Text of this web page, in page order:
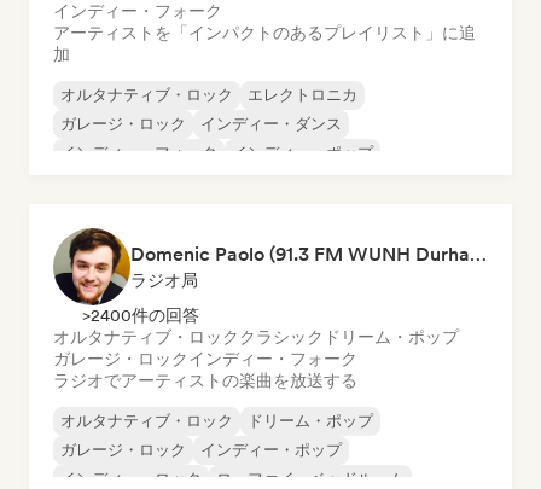
インディー・フォーク
アーティストを「インパクトのあるプレイリスト」に追
加
オルタナティブ・ロック
エレクトロニカ
ガレージ・ロック
インディー・ダンス
インディー・フォーク
インディー・ポップ
Domenic Paolo (91.3 FM WUNH Durham)
ラジオ局
>2400件の回答
オルタナティブ・ロッククラシック ドリーム・ポップ
ガレージ・ロックインディー・フォーク
ラジオでアーティストの楽曲を放送する
オルタナティブ・ロック
ドリーム・ポップ
ガレージ・ロック
インディー・ポップ
インディー・ロック
ローファイ・ベッドルーム